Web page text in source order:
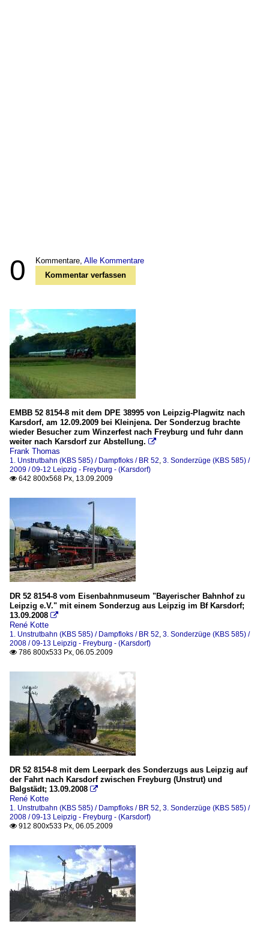
0 Kommentare, Alle Kommentare
Kommentar verfassen
EMBB 52 8154-8 mit dem DPE 38995 von Leipzig-Plagwitz nach
Karsdorf, am 12.09.2009 bei Kleinjena. Der Sonderzug brachte
wieder Besucher zum Winzerfest nach Freyburg und fuhr dann
weiter nach Karsdorf zur Abstellung. 
Frank Thomas
1. Unstrutbahn (KBS 585) / Dampfloks / BR 52 3. Sonderzüge (KBS 585) /
2009 / 09-12 Leipzig - Freyburg - (Karsdorf)
 642 800x568 Px, 13.09.2009
DR 52 8154-8 vom Eisenbahnmuseum "Bayerischer Bahnhof zu
Leipzig e.V." mit einem Sonderzug aus Leipzig im Bf Karsdorf;
13.09.2008 
René Kotte
1. Unstrutbahn (KBS 585) / Dampfloks / BR 52 3. Sonderzüge (KBS 585) /
2008 / 09-13 Leipzig - Freyburg - (Karsdorf)
 786 800x533 Px, 06.05.2009
DR 52 8154-8 mit dem Leerpark des Sonderzugs aus Leipzig auf
der Fahrt nach Karsdorf zwischen Freyburg (Unstrut) und
Balgstädt; 13.09.2008 
René Kotte
1. Unstrutbahn (KBS 585) / Dampfloks / BR 52 3. Sonderzüge (KBS 585) /
2008 / 09-13 Leipzig - Freyburg - (Karsdorf)
 912 800x533 Px, 06.05.2009